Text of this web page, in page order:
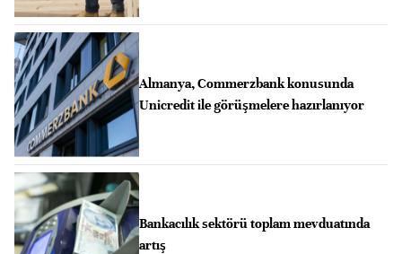
Almanya, Commerzbank konusunda
Unicredit ile görüşmelere hazırlanıyor
Bankacılık sektörü toplam mevduatında
artış